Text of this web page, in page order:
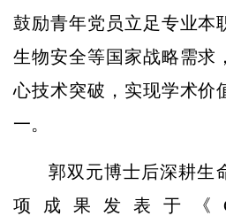
鼓励青年党员立足专业本
生物安全等国家战略需求
心技术突破，实现学术价
一。
郭双元博士后深耕生
项成果发表于《